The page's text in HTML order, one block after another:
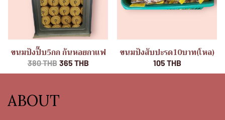
ขนมปังปี๊บ5กก ก้นหอยกาแฟ
380 THB 365 THB
ขนมปังสับปะรด10บาท(โหล)
105 THB
ABOUT